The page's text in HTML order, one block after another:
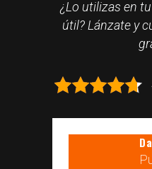
¿Lo utilizas en
útil? Lánzate y